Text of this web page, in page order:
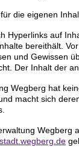
die eigenen
Hyperlinks auf
bereithält.
und Gewissen
Der Inhalt der
Wegberg hat
macht sich
Wegberg